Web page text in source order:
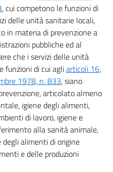
, cui competono le funzioni di
delle unità sanitarie locali,
in materia di prevenzione a
pubbliche ed al
che i servizi delle unità
funzioni di cui agliarticoli 16,
1978, n. 833, siano
articolato almeno
igiene degli alimenti,
di lavoro, igiene e
alla sanità animale,
alimenti di origine
e delle produzioni